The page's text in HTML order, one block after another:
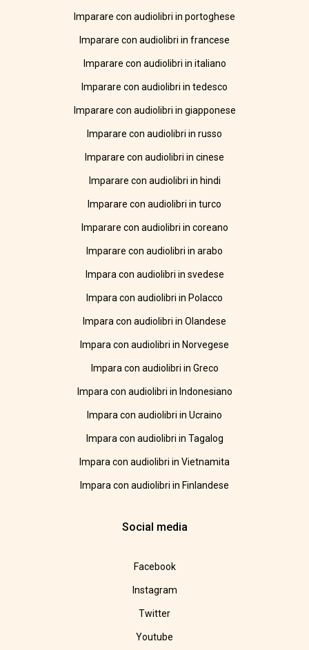
Imparare con audiolibri in portoghese
Imparare con audiolibri in francese
Imparare con audiolibri in italiano
Imparare con audiolibri in tedesco
Imparare con audiolibri in giapponese
Imparare con audiolibri in russo
Imparare con audiolibri in cinese
Imparare con audiolibri in hindi
Imparare con audiolibri in turco
Imparare con audiolibri in coreano
Imparare con audiolibri in arabo
Impara con audiolibri in svedese
Impara con audiolibri in Polacco
Impara con audiolibri in Olandese
Impara con audiolibri in Norvegese
Impara con audiolibri in Greco
Impara con audiolibri in Indonesiano
Impara con audiolibri in Ucraino
Impara con audiolibri in Tagalog
Impara con audiolibri in Vietnamita
Impara con audiolibri in Finlandese
Social media
Facebook
Instagram
Twitter
Youtube